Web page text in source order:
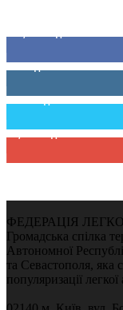
0 Підписників
234 Підписників
9,370 Підписників
ФЕДЕРАЦІЯ
Громадська спілка
Автономної
та Севастополя, яка
популяризації